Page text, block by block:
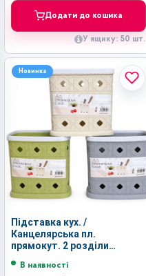
Додати до кошика
У ящику: 50 шт.
Новинка
Підставка кух. /
Канцелярська пл.
прямокут. 2 розділи
№501 (100)
В наявності